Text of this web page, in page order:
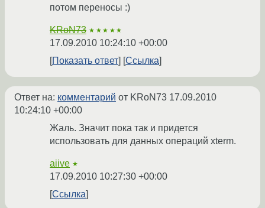
потом переносы :)
KRoN73 ★★★★★
17.09.2010 10:24:10 +00:00
Показать ответ
Ссылка
Ответ на: комментарий от KRoN73 17.09.2010
10:24:10 +00:00
Жаль. Значит пока так и придется
использовать для данных операций xterm.
aiive ★
17.09.2010 10:27:30 +00:00
Ссылка